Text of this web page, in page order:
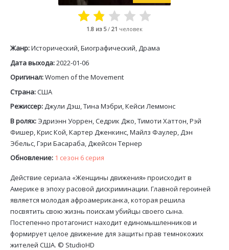
1.8 из 5/ 21 человек
Жанр:Исторический, Биографический, Драма
Дата выхода:2022-01-06
Оригинал:Women of the Movement
Страна:США
Режиссер:Джули Дэш, Тина Мэбри, Кейси Леммонс
В ролях: Эдриэнн Уоррен, Седрик Джо, Тимоти Хаттон, Рэй
Фишер, Крис Кой, Картер Дженкинс, Майлз Фаулер, Дэн
Эбельс, Гэри Басараба, Джейсон Тернер
Обновление: 1 сезон 6 серия
Действие сериала «Женщины движения» происходит в
Америке в эпоху расовой дискриминации. Главной героиней
является молодая афроамериканка, которая решила
посвятить свою жизнь поискам убийцы своего сына.
Постепенно протагонист находит единомышленников и
формирует целое движение для защиты прав темнокожих
жителей США. © StudioHD